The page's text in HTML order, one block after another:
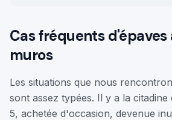
Cas fréquents d'épaves
muros
Les situations que nous
sont assez typées. Il y a la
5, achetée d'occasion, devenue